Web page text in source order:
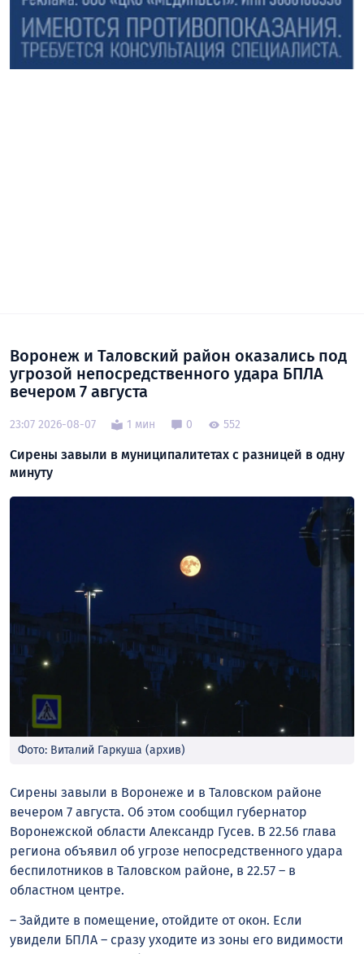
Воронеж и Таловский район оказались под
угрозой непосредственного удара БПЛА
вечером 7 августа
23:07 2026-08-07 1 мин 0 552
Сирены завыли в муниципалитетах с разницей в одну
минуту
Фото: Виталий Гаркуша (архив)
Сирены завыли в Воронеже и в Таловском районе
вечером 7 августа. Об этом сообщил губернатор
Воронежской области Александр Гусев. В 22.56 глава
региона объявил об угрозе непосредственного удара
беспилотников в Таловском районе, в 22.57 – в
областном центре.
– Зайдите в помещение, отойдите от окон. Если
увидели БПЛА – сразу уходите из зоны его видимости